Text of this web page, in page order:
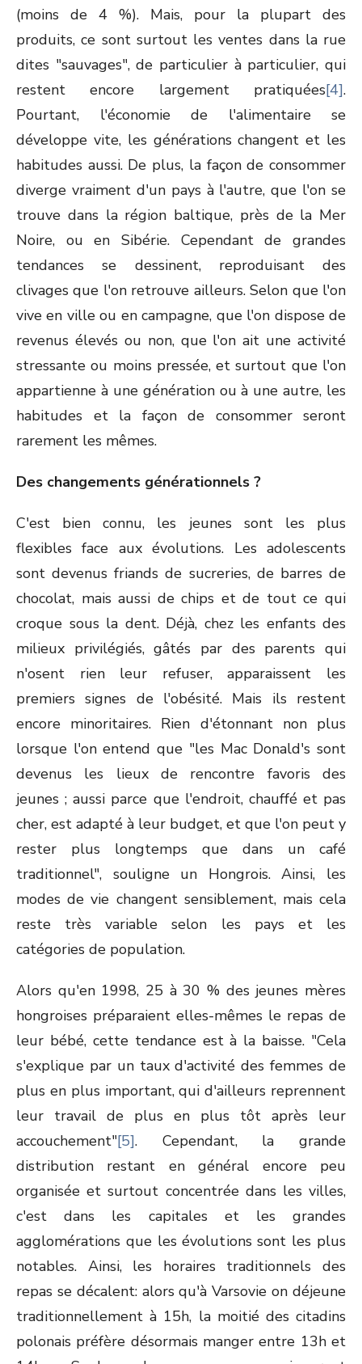
(moins de 4 %). Mais, pour la plupart des
produits, ce sont surtout les ventes dans la rue
dites "sauvages", de particulier à particulier, qui
restent encore largement pratiquées[4].
Pourtant, l'économie de l'alimentaire se
développe vite, les générations changent et les
habitudes aussi. De plus, la façon de consommer
diverge vraiment d'un pays à l'autre, que l'on se
trouve dans la région baltique, près de la Mer
Noire, ou en Sibérie. Cependant de grandes
tendances se dessinent, reproduisant des
clivages que l'on retrouve ailleurs. Selon que l'on
vive en ville ou en campagne, que l'on dispose de
revenus élevés ou non, que l'on ait une activité
stressante ou moins pressée, et surtout que l'on
appartienne à une génération ou à une autre, les
habitudes et la façon de consommer seront
rarement les mêmes.
Des changements générationnels ?
C'est bien connu, les jeunes sont les plus
flexibles face aux évolutions. Les adolescents
sont devenus friands de sucreries, de barres de
chocolat, mais aussi de chips et de tout ce qui
croque sous la dent. Déjà, chez les enfants des
milieux privilégiés, gâtés par des parents qui
n'osent rien leur refuser, apparaissent les
premiers signes de l'obésité. Mais ils restent
encore minoritaires. Rien d'étonnant non plus
lorsque l'on entend que "les Mac Donald's sont
devenus les lieux de rencontre favoris des
jeunes ; aussi parce que l'endroit, chauffé et pas
cher, est adapté à leur budget, et que l'on peut y
rester plus longtemps que dans un café
traditionnel", souligne un Hongrois. Ainsi, les
modes de vie changent sensiblement, mais cela
reste très variable selon les pays et les
catégories de population.
Alors qu'en 1998, 25 à 30 % des jeunes mères
hongroises préparaient elles-mêmes le repas de
leur bébé, cette tendance est à la baisse. "Cela
s'explique par un taux d'activité des femmes de
plus en plus important, qui d'ailleurs reprennent
leur travail de plus en plus tôt après leur
accouchement"[5]. Cependant, la grande
distribution restant en général encore peu
organisée et surtout concentrée dans les villes,
c'est dans les capitales et les grandes
agglomérations que les évolutions sont les plus
notables. Ainsi, les horaires traditionnels des
repas se décalent: alors qu'à Varsovie on déjeune
traditionnellement à 15h, la moitié des citadins
polonais préfère désormais manger entre 13h et